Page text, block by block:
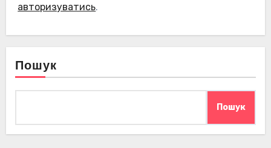
авторизуватись.
Пошук
Пошук